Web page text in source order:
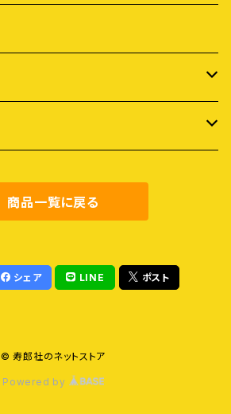
商品一覧に戻る
シェア LINE ポスト
© 寿郎社のネットストア
Powered by